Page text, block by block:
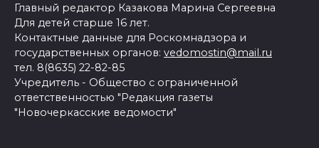
Главный редактор Казакова Марина Сергеевна
Для детей старше 16 лет.
Контактные данные для Роскомнадзора и
государственных органов: vedomostin@mail.ru
тел. 8(8635) 22-82-85
Учредитель - Общество с ограниченной
ответственностью "Редакция газеты
"Новочеркасские ведомости"